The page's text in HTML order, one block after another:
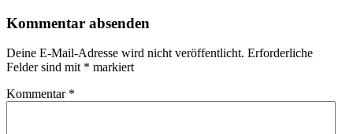
Kommentar absenden
Deine E-Mail-Adresse wird nicht veröffentlicht. Erforderliche
Felder sind mit * markiert
Kommentar *